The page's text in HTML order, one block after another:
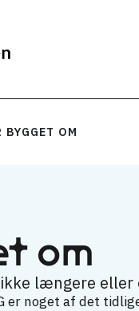
BYGGET OM
om
længere
er noget af det